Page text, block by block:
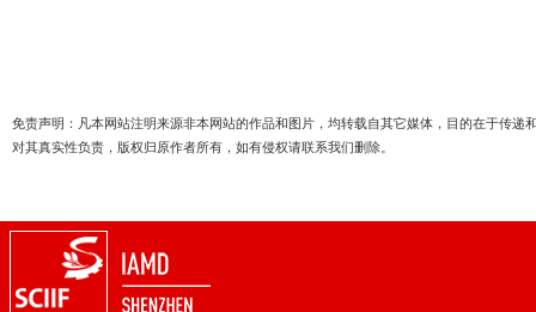
免责声明：凡本网站注明来源非本网站的作品和图片，均转载自其它媒体，目的在于传递
对其真实性负责，版权归原作者所有，如有侵权请联系我们删除。